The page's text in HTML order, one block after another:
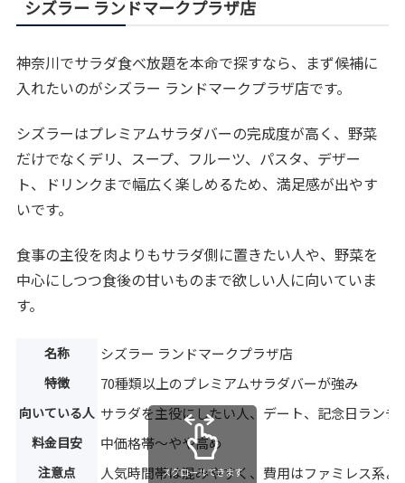
シズラー ランドマークプラザ店
神奈川でサラダ食べ放題を本命で探すなら、まず候補に
入れたいのがシズラー ランドマークプラザ店です。
シズラーはプレミアムサラダバーの完成度が高く、野菜
だけでなくデリ、スープ、フルーツ、パスタ、デザー
ト、ドリンクまで幅広く楽しめるため、満足感が出やす
いです。
食事の主役を肉よりもサラダ側に置きたい人や、野菜を
中心にしつつ食後の甘いものまで欲しい人に向いていま
す。
名称 シズラー ランドマークプラザ店
特徴 70種類以上のプレミアムサラダバーが強み
向いている人 サラダを主役にしたい人、デート、記念日ランチ
料金目安 中価格帯〜やや高め
注意点 人気時間帯は混みやすく、費用はファミレス系よ
スクロールできます